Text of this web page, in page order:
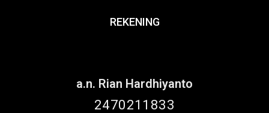
REKENING
a.n. Rian Hardhiyanto
2470211833